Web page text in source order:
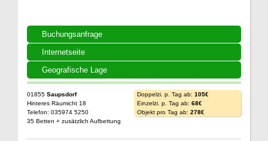
Buchungsanfrage
Internetseite
Geografische Lage
01855 Saupsdorf
Hinteres Räumicht 18
Telefon: 035974 5250
35 Betten + zusätzlich Aufbettung
Doppelzi. p. Tag ab: 105€
Einzelzi. p. Tag ab: 68€
Objekt pro Tag ab: 278€